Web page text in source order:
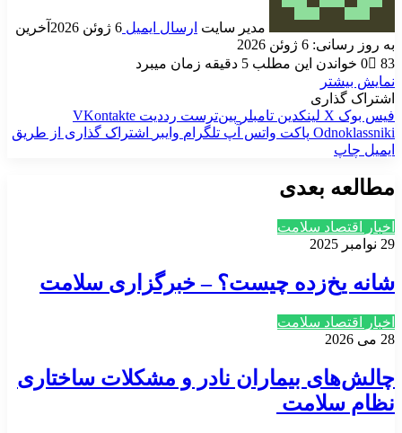
مدیر سایت ارسال ایمیل 6 ژوئن 2026
آخرین
به روز رسانی: 6 ژوئن 2026
0
83
خواندن این مطلب 5 دقیقه زمان میبرد
نمایش بیشتر
اشتراک گذاری
فیس بوک X لینکدین ‫تامبلر ‫پین‌ترست ‫رددیت ‫VKontakte
‫Odnoklassniki پاکت واتس آپ تلگرام وایبر
اشتراک گذاری از طریق
ایمیل چاپ
مطالعه بعدی
اخبار اقتصاد سلامت
29 نوامبر 2025
شانه یخ‌زده چیست؟ – خبرگزاری سلامت
اخبار اقتصاد سلامت
28 می 2026
چالش‌های بیماران نادر و مشکلات ساختاری
نظام سلامت